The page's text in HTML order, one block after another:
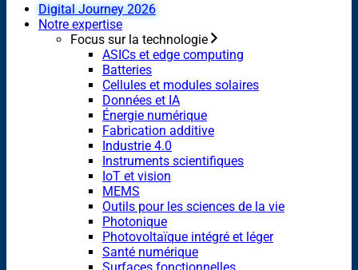
Digital Journey 2026
Notre expertise
Focus sur la technologie
ASICs et edge computing
Batteries
Cellules et modules solaires
Données et IA
Énergie numérique
Fabrication additive
Industrie 4.0
Instruments scientifiques
IoT et vision
MEMS
Outils pour les sciences de la vie
Photonique
Photovoltaïque intégré et léger
Santé numérique